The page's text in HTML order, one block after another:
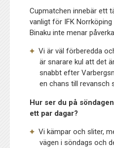
Cupmatchen innebär ett
vanligt för IFK
Binaku inte menar
Vi är väl förberedda
är snarare kul att det
snabbt efter
en chans till revansch
Hur ser du på
ett par dagar?
Vi kämpar och sliter,
vägen i söndags och